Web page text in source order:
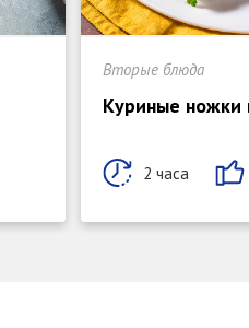
Вторые блюда
Куриные ножки
2 часа